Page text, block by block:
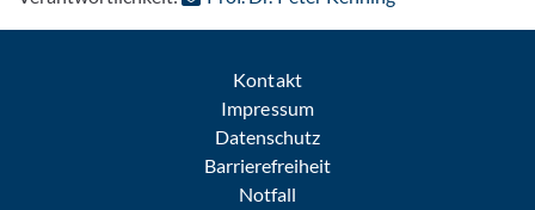
Kontakt
Impressum
Datenschutz
Barrierefreiheit
Notfall